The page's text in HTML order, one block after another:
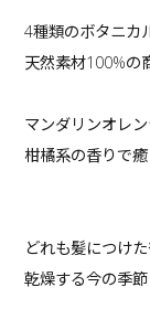
4種類のボタニカ
天然素材100%の
マンダリンオレ
柑橘系の香りで
どれも髪につけ
乾燥する今の季節